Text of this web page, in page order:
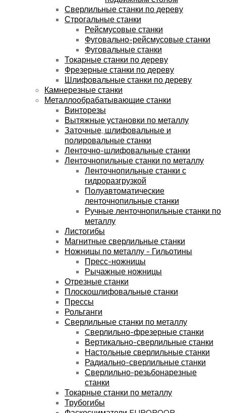
Сверлильные станки по дереву
Строгальные станки
Рейсмусовые станки
Фуговально-рейсмусовые станки
Фуговальные станки
Токарные станки по дереву
Фрезерные станки по дереву
Шлифовальные станки по дереву
Камнерезные станки
Металлообрабатывающие станки
Винторезы
Вытяжные установки по металлу
Заточные, шлифовальные и
полировальные станки
Ленточно-шлифовальные станки
Ленточнопильные станки по металлу
Ленточнопильные станки с
гидроразгрузкой
Полуавтоматические
ленточнопильные станки
Ручные ленточнопильные станки по
металлу
Листогибы
Магнитные сверлильные станки
Ножницы по металлу - Гильотины
Пресс-ножницы
Рычажные ножницы
Отрезные станки
Плоскошлифовальные станки
Прессы
Рольганги
Сверлильные станки по металлу
Cверлильно-фрезерные станки
Вертикально-сверлильные станки
Настольные сверлильные станки
Радиально-сверлильные станки
Сверлильно-резьбонарезные
станки
Токарные станки по металлу
Трубогибы